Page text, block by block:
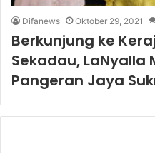
Difanews Oktober 29, 2021
Berkunjung ke
Sekadau, LaNyalla
Pangeran Jaya